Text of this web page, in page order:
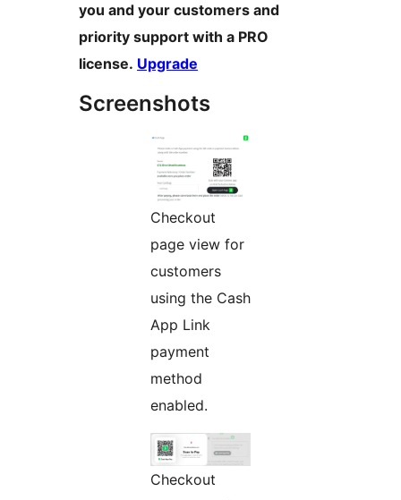
you and your customers and
priority support with a PRO
license. Upgrade
Screenshots
Checkout
page view for
customers
using the Cash
App Link
payment
method
enabled.
Checkout